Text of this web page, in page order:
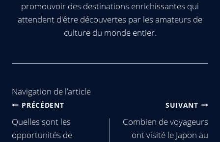
promouvoir des destinations enrichissantes qui
attendent d'être découvertes par les amateurs de
culture du monde entier.
Navigation de l’article
PRÉCÉDENT
Quelles sont les
opportunités de
SUIVANT
Combien de voyageurs
ont visité le Japon au